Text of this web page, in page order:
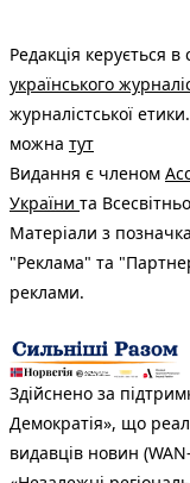
Редакція керується в
українського
журналістської
можна тут
Видання є членом
України та
Матеріали з
"Реклама" та
реклами.
Здійснено за
Демократія», що
видавців новин